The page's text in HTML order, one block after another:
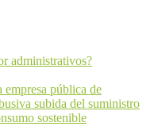
administrativos?
pública de
subida del suministro
sostenible